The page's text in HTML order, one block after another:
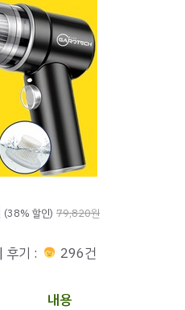
(38% 할인) 79,820원
기 : 296건
내용